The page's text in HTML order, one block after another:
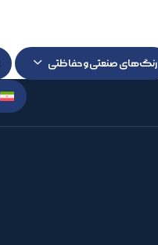
رنگ‌های صنعتی و حفاظتی